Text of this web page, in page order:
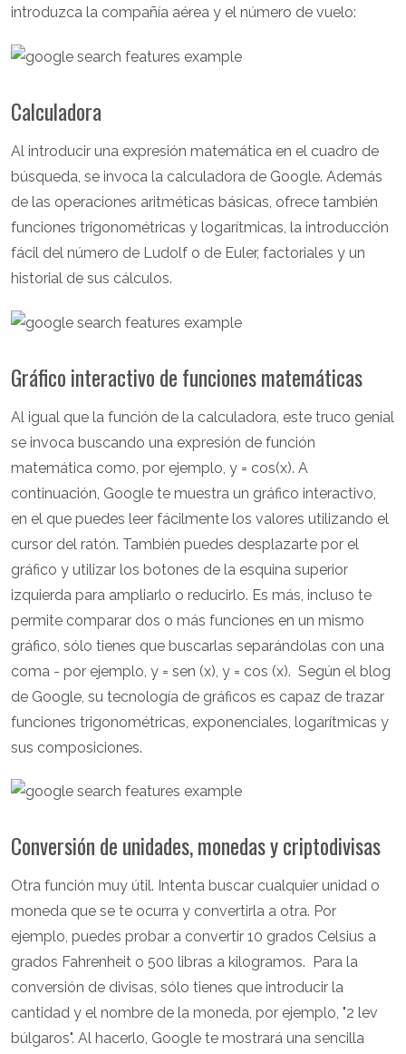
introduzca la compañía aérea y el número de vuelo:
Calculadora
Al introducir una expresión matemática en el cuadro de
búsqueda, se invoca la calculadora de Google. Además
de las operaciones aritméticas básicas, ofrece también
funciones trigonométricas y logarítmicas, la introducción
fácil del número de Ludolf o de Euler, factoriales y un
historial de sus cálculos.
Gráfico interactivo de funciones matemáticas
Al igual que la función de la calculadora, este truco genial
se invoca buscando una expresión de función
matemática como, por ejemplo, y = cos(x). A
continuación, Google te muestra un gráfico interactivo,
en el que puedes leer fácilmente los valores utilizando el
cursor del ratón. También puedes desplazarte por el
gráfico y utilizar los botones de la esquina superior
izquierda para ampliarlo o reducirlo. Es más, incluso te
permite comparar dos o más funciones en un mismo
gráfico, sólo tienes que buscarlas separándolas con una
coma - por ejemplo, y = sen (x), y = cos (x). Según el blog
de Google, su tecnología de gráficos es capaz de trazar
funciones trigonométricas, exponenciales, logarítmicas y
sus composiciones.
Conversión de unidades, monedas y criptodivisas
Otra función muy útil. Intenta buscar cualquier unidad o
moneda que se te ocurra y convertirla a otra. Por
ejemplo, puedes probar a convertir 10 grados Celsius a
grados Fahrenheit o 500 libras a kilogramos. Para la
conversión de divisas, sólo tienes que introducir la
cantidad y el nombre de la moneda, por ejemplo, "2 lev
búlgaros". Al hacerlo, Google te mostrará una sencilla